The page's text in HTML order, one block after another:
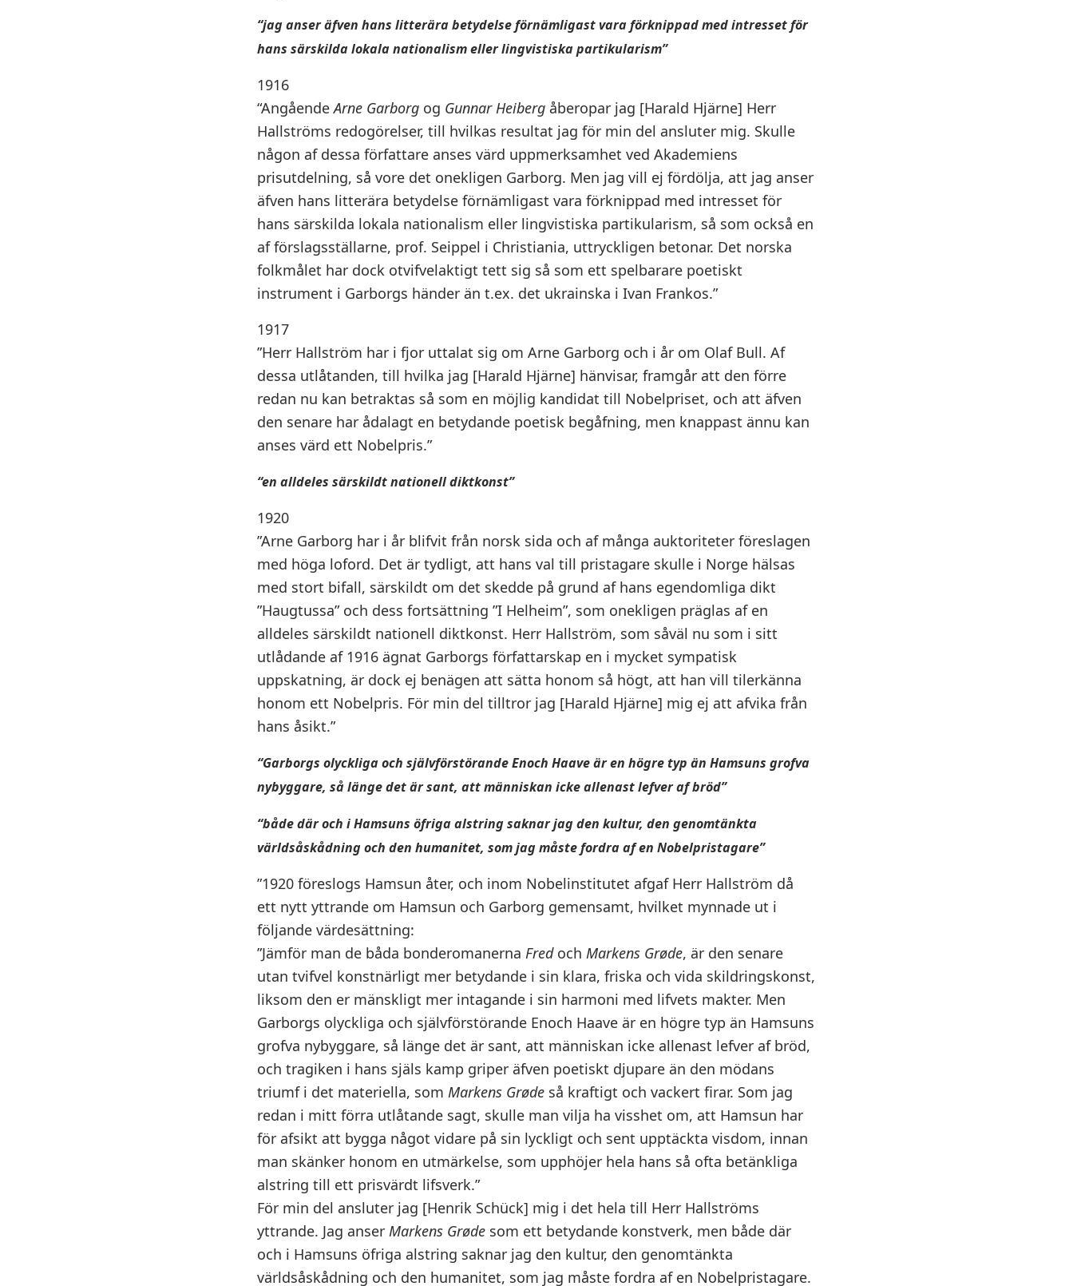
“jag anser äfven hans litterära betydelse förnämligast vara förknippad med intresset för
hans särskilda lokala nationalism eller lingvistiska partikularism”
1916
“AngåendeArne Garborg og Gunnar Heiberg åberopar jag [Harald Hjärne] Herr
Hallströms redogörelser, till hvilkas resultat jag för min del ansluter mig. Skulle
någon af dessa författare anses värd uppmerksamhet ved Akademiens
prisutdelning, så vore det onekligen Garborg. Men jag vill ej fördölja, att jag anser
äfven hans litterära betydelse förnämligast vara förknippad med intresset för
hans särskilda lokala nationalism eller lingvistiska partikularism, så som också en
af förslagsställarne, prof. Seippel i Christiania, uttryckligen betonar. Det norska
folkmålet har dock otvifvelaktigt tett sig så som ett spelbarare poetiskt
instrument i Garborgs händer än t.ex. det ukrainska i Ivan Frankos.”
1917
”Herr Hallström har i fjor uttalat sig om Arne Garborg och i år om Olaf Bull. Af
dessa utlåtanden, till hvilka jag [Harald Hjärne] hänvisar, framgår att den förre
redan nu kan betraktas så som en möjlig kandidat till Nobelpriset, och att äfven
den senare har ådalagt en betydande poetisk begåfning, men knappast ännu kan
anses värd ett Nobelpris.”
“en alldeles särskildt nationell diktkonst”
1920
”Arne Garborg har i år blifvit från norsk sida och af många auktoriteter föreslagen
med höga loford. Det är tydligt, att hans val till pristagare skulle i Norge hälsas
med stort bifall, särskildt om det skedde på grund af hans egendomliga dikt
”Haugtussa” och dess fortsättning ”I Helheim”, som onekligen präglas af en
alldeles särskildt nationell diktkonst. Herr Hallström, som såväl nu som i sitt
utlådande af 1916 ägnat Garborgs författarskap en i mycket sympatisk
uppskatning, är dock ej benägen att sätta honom så högt, att han vill tilerkänna
honom ett Nobelpris. För min del tilltror jag [Harald Hjärne] mig ej att afvika från
hans åsikt.”
“Garborgs olyckliga och självförstörande Enoch Haave är en högre typ än Hamsuns grofva
nybyggare, så länge det är sant, att människan icke allenast lefver af bröd”
“både där och i Hamsuns öfriga alstring saknar jag den kultur, den genomtänkta
världsåskådning och den humanitet, som jag måste fordra af en Nobelpristagare”
”1920 föreslogs Hamsun åter, och inom Nobelinstitutet afgaf Herr Hallström då
ett nytt yttrande om Hamsun och Garborg gemensamt, hvilket mynnade ut i
följande värdesättning:
”Jämför man de båda bonderomanerna Fredoch Markens Grøde, är den senare
utan tvifvel konstnärligt mer betydande i sin klara, friska och vida skildringskonst,
liksom den er mänskligt mer intagande i sin harmoni med lifvets makter. Men
Garborgs olyckliga och självförstörande Enoch Haave är en högre typ än Hamsuns
grofva nybyggare, så länge det är sant, att människan icke allenast lefver af bröd,
och tragiken i hans själs kamp griper äfven poetiskt djupare än den mödans
triumf i det materiella, som Markens Grøde så kraftigt och vackert firar. Som jag
redan i mitt förra utlåtande sagt, skulle man vilja ha visshet om, att Hamsun har
för afsikt att bygga något vidare på sin lyckligt och sent upptäckta visdom, innan
man skänker honom en utmärkelse, som upphöjer hela hans så ofta betänkliga
alstring till ett prisvärdt lifsverk.”
För min del ansluter jag [Henrik Schück] mig i det hela till Herr Hallströms
yttrande. Jag anser Markens Grøde som ett betydande konstverk, men både där
och i Hamsuns öfriga alstring saknar jag den kultur, den genomtänkta
världsåskådning och den humanitet, som jag måste fordra af en Nobelpristagare.